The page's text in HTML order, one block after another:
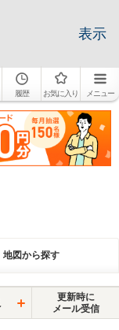
表示
履歴 お気に入り メニュー
地図から探す
更新時に
メール受信